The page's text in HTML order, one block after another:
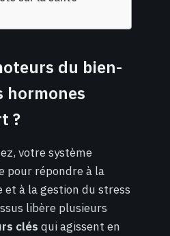
du bien-
hormones
?
votre système
pour répondre à la
et à la gestion du stress
libère plusieurs
clés qui agissent en